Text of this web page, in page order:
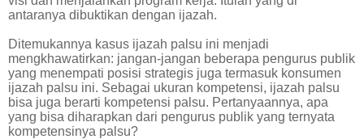
antaranya dibuktikan dengan ijazah.
Ditemukannya kasus ijazah palsu ini menjadi
mengkhawatirkan: jangan-jangan beberapa pengurus publik
yang menempati posisi strategis juga termasuk konsumen
ijazah palsu ini. Sebagai ukuran kompetensi, ijazah palsu
bisa juga berarti kompetensi palsu. Pertanyaannya, apa
yang bisa diharapkan dari pengurus publik yang ternyata
kompetensinya palsu?